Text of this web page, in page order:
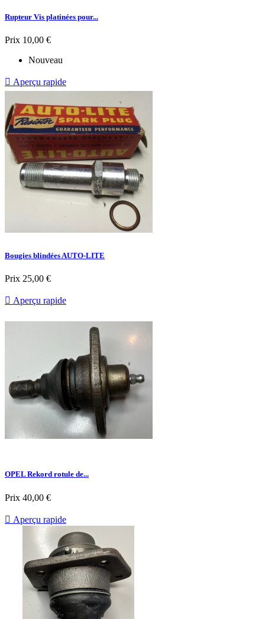
Rupteur Vis platinées pour...
Prix 10,00 €
Nouveau
 Aperçu rapide
Bougies blindées AUTO-LITE
Prix 25,00 €
 Aperçu rapide
OPEL Rekord rotule de...
Prix 40,00 €
 Aperçu rapide